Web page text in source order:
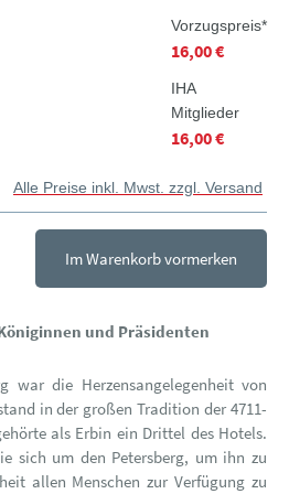
Vorzugspreis*
16,00 €
IHA
Mitglieder
16,00 €
Alle Preise inkl. Mwst. zzgl. Versand
Im Warenkorb vormerken
und Präsidenten
war die Herzensangelegenheit von
in der großen Tradition der 4711-
als Erbin ein Drittel des Hotels.
sich um den Petersberg, um ihn zu
allen Menschen zur Verfügung zu